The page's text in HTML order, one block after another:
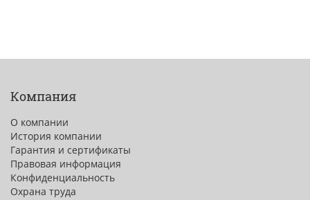
Компания
О компании
История компании
Гарантия и сертификаты
Правовая информация
Конфиденциальность
Охрана труда